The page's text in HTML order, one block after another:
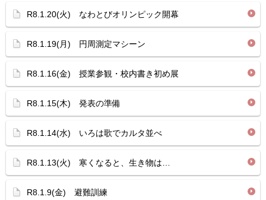
R8.1.20(火) なわとびオリンピック開幕
R8.1.19(月) 円周測定マシーン
R8.1.16(金) 授業参観・校内書き初め展
R8.1.15(木) 発表の準備
R8.1.14(水) いろは歌でカルタ並べ
R8.1.13(火) 寒くなると、生き物は…
R8.1.9(金) 避難訓練